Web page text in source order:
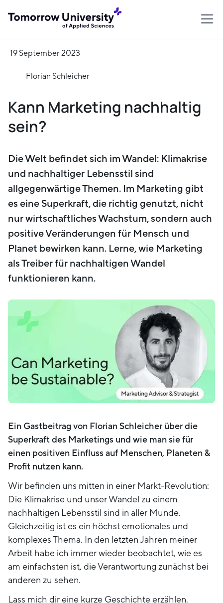
19 September 2023
Florian Schleicher
Kann Marketing nachhaltig
sein?
Die Welt befindet sich im Wandel: Klimakrise
und nachhaltiger Lebensstil sind
allgegenwärtige Themen. Im Marketing gibt
es eine Superkraft, die richtig genutzt, nicht
nur wirtschaftliches Wachstum, sondern auch
positive Veränderungen für Mensch und
Planet bewirken kann. Lerne, wie Marketing
als Treiber für nachhaltigen Wandel
funktionieren kann.
Ein Gastbeitrag von Florian Schleicher über die
Superkraft des Marketings und wie man sie für
einen positiven Einfluss auf Menschen, Planeten &
Profit nutzen kann.
Wir befinden uns mitten in einer Markt-Revolution:
Die Klimakrise und unser Wandel zu einem
nachhaltigen Lebensstil sind in aller Munde.
Gleichzeitig ist es ein höchst emotionales und
komplexes Thema. In den letzten Jahren meiner
Arbeit habe ich immer wieder beobachtet, wie es
am einfachsten ist, die Verantwortung zunächst bei
anderen zu sehen.
Lass mich dir eine kurze Geschichte erzählen.